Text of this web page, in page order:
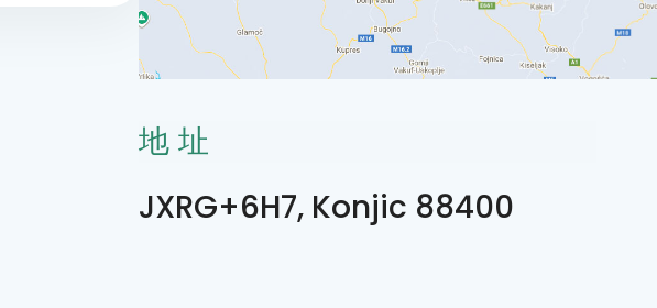
地址
JXRG+6H7, Konjic 88400